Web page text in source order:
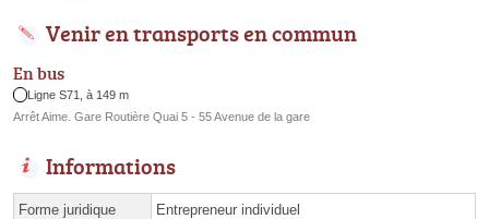
Venir en transports en commun
En bus
Ligne S71, à 149 m
Arrêt Aime. Gare Routière Quai 5 - 55 Avenue de la gare
Informations
Forme juridique Entrepreneur individuel